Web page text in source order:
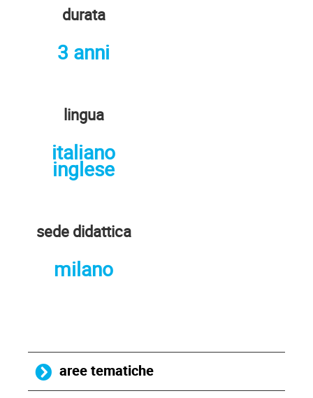
durata
3 anni
lingua
italiano
inglese
sede didattica
milano
aree tematiche